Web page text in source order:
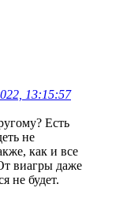
13:15:57
Есть
не
как и все
виагры даже
не будет.